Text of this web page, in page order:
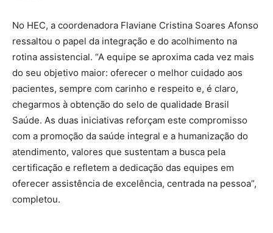
No HEC, a coordenadora Flaviane Cristina Soares Afonso
ressaltou o papel da integração e do acolhimento na
rotina assistencial. “A equipe se aproxima cada vez mais
do seu objetivo maior: oferecer o melhor cuidado aos
pacientes, sempre com carinho e respeito e, é claro,
chegarmos à obtenção do selo de qualidade Brasil
Saúde. As duas iniciativas reforçam este compromisso
com a promoção da saúde integral e a humanização do
atendimento, valores que sustentam a busca pela
certificação e refletem a dedicação das equipes em
oferecer assistência de excelência, centrada na pessoa”,
completou.